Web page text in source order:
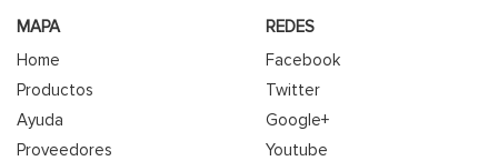
MAPA
Home
Productos
Ayuda
Proveedores
REDES
Facebook
Twitter
Google+
Youtube